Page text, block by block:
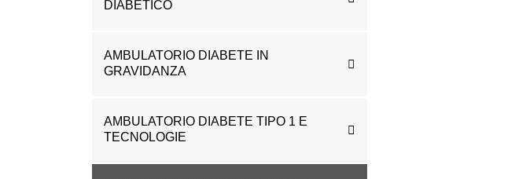
DIABETICO
AMBULATORIO DIABETE IN
GRAVIDANZA
AMBULATORIO DIABETE TIPO 1 E
TECNOLOGIE